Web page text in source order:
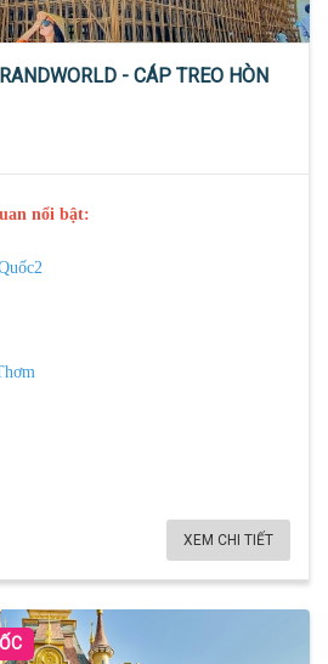
- CÁP TREO HÒN
nổi bật:
XEM CHI TIẾT